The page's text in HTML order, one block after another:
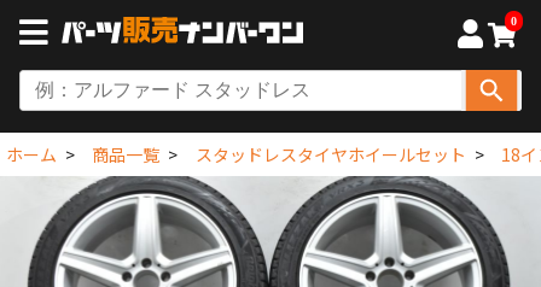
0
ホーム 商品一覧 スタッドレスタイヤホイールセット 18